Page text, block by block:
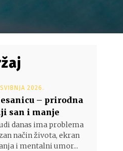
2026.
– prirodna
san i manje
danas ima problema
način života, ekran
i mentalni umor...